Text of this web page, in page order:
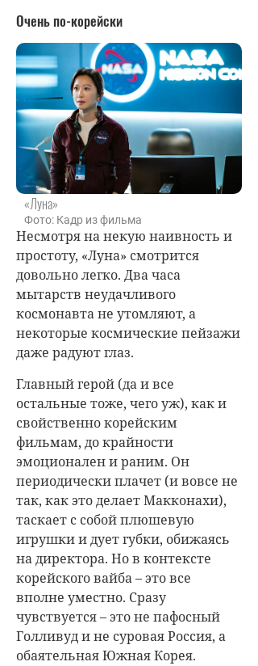
Очень по-корейски
«Луна»
Фото: Кадр из фильма
Несмотря на некую наивность и
простоту, «Луна» смотрится
довольно легко. Два часа
мытарств неудачливого
космонавта не утомляют, а
некоторые космические пейзажи
даже радуют глаз.
Главный герой (да и все
остальные тоже, чего уж), как и
свойственно корейским
фильмам, до крайности
эмоционален и раним. Он
периодически плачет (и вовсе не
так, как это делает Макконахи),
таскает с собой плюшевую
игрушки и дует губки, обижаясь
на директора. Но в контексте
корейского вайба – это все
вполне уместно. Сразу
чувствуется – это не пафосный
Голливуд и не суровая Россия, а
обаятельная Южная Корея.